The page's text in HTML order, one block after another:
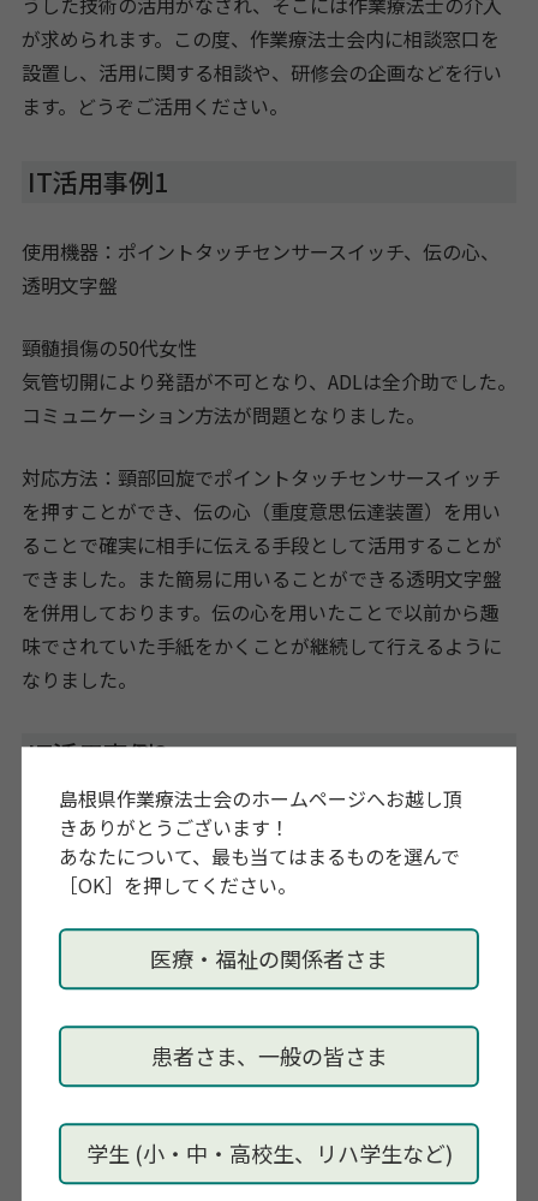
島根県作業療法士会のホームページへお越し頂
きありがとうございます！
あなたについて、最も当てはまるものを選んで
［OK］を押してください。
医療・福祉の関係者さま
患者さま、一般の皆さま
学生 (小・中・高校生、リハ学生など)
が求められます。この度、作業療法士会内に相談窓口を
設置し、活用に関する相談や、研修会の企画などを行い
ます。どうぞご活用ください。
IT活用事例1
使用機器：ポイントタッチセンサースイッチ、伝の心、
透明文字盤
頸髄損傷の50代女性
気管切開により発語が不可となり、ADLは全介助でした。
コミュニケーション方法が問題となりました。
対応方法：頸部回旋でポイントタッチセンサースイッチ
を押すことができ、伝の心（重度意思伝達装置）を用い
ることで確実に相手に伝える手段として活用することが
できました。また簡易に用いることができる透明文字盤
を併用しております。伝の心を用いたことで以前から趣
味でされていた手紙をかくことが継続して行えるように
なりました。
IT活用事例2
使用機器：スクリーンキーボード、スイッチマン、ワン
キーマウス、手首固定用クッション
気管切開により発語不可となり、ADLは全介助でした。ナ
ースコールが押せず、コミュニケーション方法が問題と
なりました。
対応方法：残存機能の手関節の掌屈、回内、母指内転の
動きでナースコールが押せるようになりました。またワ
ンキーマウスとスイッチマンを使用することでナースコ
ールとパソコン操作も可能となり、スクリーンキーボー